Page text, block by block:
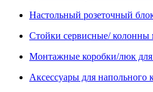
Настольный розеточный
Стойки сервисные/
Монтажные коробки/люк для
Аксессуары для напольного